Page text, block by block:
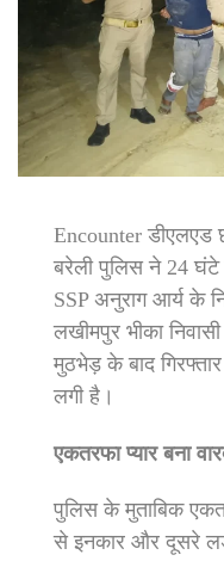
Encounter डीएलएड
बरेली पुलिस ने 24
SSP अनुराग आर्य के
लखीमपुर भीका
मुठभेड़ के बाद
लगी है।
एकतरफा प्यार बना
पुलिस के मुताबिक
से इनकार और दूसरे